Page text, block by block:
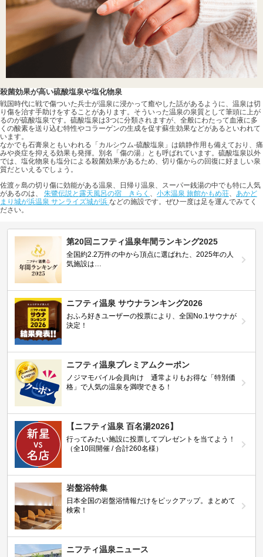
殺菌効果が高い硫酸塩泉や塩化物泉
戦国時代に戦で傷ついた兵士が温泉に浸かって癒やした話があるように、温泉は切
り傷を治す手助けをすることがあります。そういった温泉の泉質として筆頭に上が
るのが硫酸塩泉です。硫酸塩泉は3つに分類されますが、全般にわたって血液に多
くの酸素を送り込む特性やコラーゲンの生成を促す蘇生効果などがあるといわれて
います。
なかでも石膏泉ともいわれる「カルシウム-硫酸塩泉」は鎮静作用も備えており、痛
みや炎症を抑える効果も発揮。別名「傷の湯」とも呼ばれています。硫酸塩泉以外
では、塩化物泉も塩分による殺菌効果があるため、切り傷からの回復に好ましい泉
質だといえるでしょう。
佐渡ヶ島の切り傷に効能がある温泉、日帰り温泉、スーパー銭湯の中でも特に人気
があるのは、 朱鷺伝説と露天風呂の宿 きらく 、 小木温泉 旅館かもめ荘、 あかど
まり城が浜温泉 サンライズ城が浜 などの施設です。ぜひ一度は足を運んでみてく
ださい。
第20回ニフティ温泉年間ランキング2025
全国約2.2万件の中から頂点に選ばれた、2025年の人
気施設は…
ニフティ温泉 サウナランキング2026
おふろ好きユーザーの投票により、全国No.1サウナが
決定！
ニフティ温泉プレミアムクーポン
ノジマモバイル会員向け 通常よりもお得な「特別価
格」で人気の温泉を満喫できる！
【ニフティ温泉 百名湯2026】
行ってみたい施設に投票してプレゼントを当てよう！
（全10回開催 / 合計260名様）
岩盤浴特集
日本全国の岩盤浴情報だけをピックアップ。まとめて
検索！
ニフティ温泉ニュース